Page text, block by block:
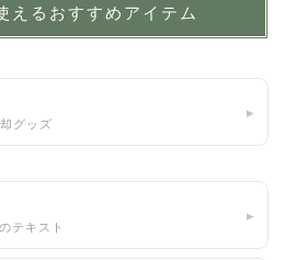
えるおすすめアイテム
グッズ
▸
テキスト
▸